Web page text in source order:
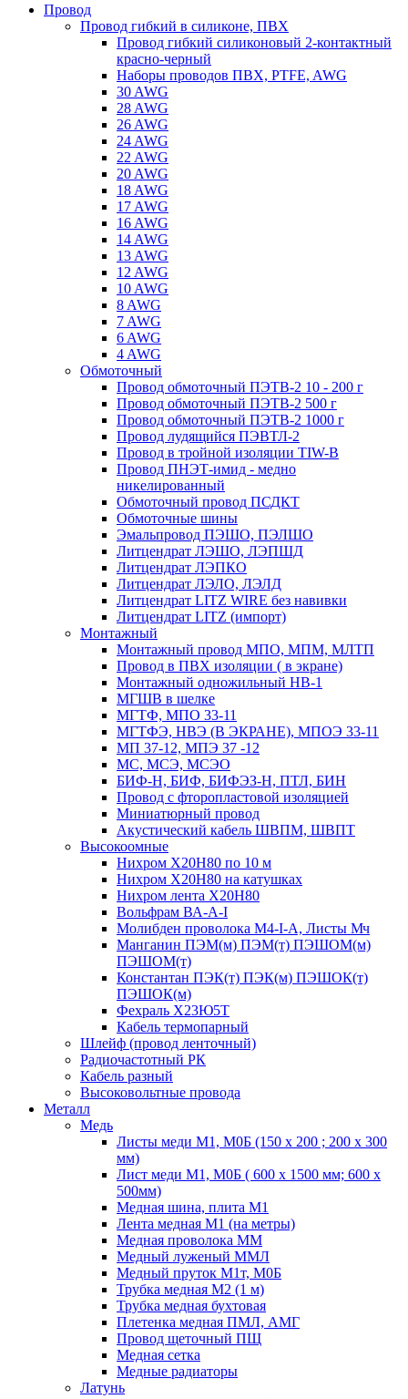
Провод
Провод гибкий в силиконе, ПВХ
Провод гибкий силиконовый 2-контактный
красно-черный
Наборы проводов ПВХ, PTFE, AWG
30 AWG
28 AWG
26 AWG
24 AWG
22 AWG
20 AWG
18 AWG
17 AWG
16 AWG
14 AWG
13 AWG
12 AWG
10 AWG
8 AWG
7 AWG
6 AWG
4 AWG
Обмоточный
Провод обмоточный ПЭТВ-2 10 - 200 г
Провод обмоточный ПЭТВ-2 500 г
Провод обмоточный ПЭТВ-2 1000 г
Провод лудящийся ПЭВТЛ-2
Провод в тройной изоляции TIW-B
Провод ПНЭТ-имид - медно
никелированный
Обмоточный провод ПСДКТ
Обмоточные шины
Эмальпровод ПЭШО, ПЭЛШО
Литцендрат ЛЭШО, ЛЭПШД
Литцендрат ЛЭПКО
Литцендрат ЛЭЛО, ЛЭЛД
Литцендрат LITZ WIRE без навивки
Литцендрат LITZ (импорт)
Монтажный
Монтажный провод МПО, МПМ, МЛТП
Провод в ПВХ изоляции ( в экране)
Монтажный одножильный HB-1
МГШВ в шелке
МГТФ, МПО 33-11
МГТФЭ, НВЭ (В ЭКРАНЕ), МПОЭ 33-11
МП 37-12, МПЭ 37 -12
МС, МСЭ, МСЭО
БИФ-Н, БИФ, БИФЭЗ-Н, ПТЛ, БИН
Провод с фторопластовой изоляцией
Миниатюрный провод
Акустический кабель ШВПМ, ШВПТ
Высокоомные
Нихром Х20Н80 по 10 м
Нихром Х20Н80 на катушках
Нихром лента Х20Н80
Вольфрам ВА-А-I
Молибден проволока М4-I-А, Листы Мч
Манганин ПЭМ(м) ПЭМ(т) ПЭШОМ(м)
ПЭШОМ(т)
Константан ПЭК(т) ПЭК(м) ПЭШОК(т)
ПЭШОК(м)
Фехраль Х23Ю5Т
Кабель термопарный
Шлейф (провод ленточный)
Радиочастотный РК
Кабель разный
Высоковольтные провода
Металл
Медь
Листы меди М1, М0Б (150 х 200 ; 200 х 300
мм)
Лист меди М1, М0Б ( 600 х 1500 мм; 600 х
500мм)
Медная шина, плита М1
Лента медная М1 (на метры)
Медная проволока ММ
Медный луженый ММЛ
Медный пруток М1т, М0Б
Трубка медная М2 (1 м)
Трубка медная бухтовая
Плетенка медная ПМЛ, АМГ
Провод щеточный ПЩ
Медная сетка
Медные радиаторы
Латунь